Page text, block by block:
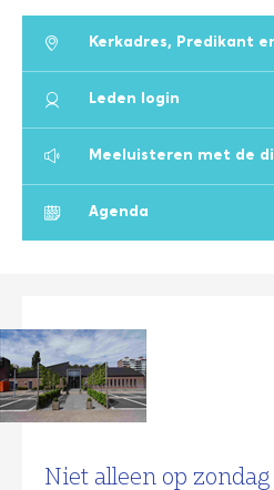
Kerkadres, Predikant
Leden login
Meeluisteren met de
Agenda
Niet alleen op zondag